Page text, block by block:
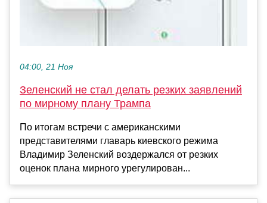
04:00, 21 Ноя
Зеленский не стал делать резких заявлений
по мирному плану Трампа
По итогам встречи с американскими
представителями главарь киевского режима
Владимир Зеленский воздержался от резких
оценок плана мирного урегулирован...